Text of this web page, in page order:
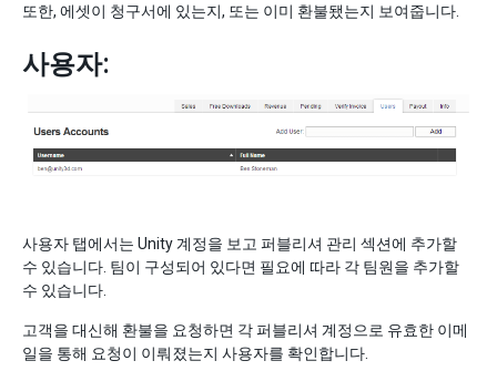
또한, 에셋이 청구서에 있는지, 또는 이미 환불됐는지 보여줍니다.
사용자:
사용자 탭에서는 Unity 계정을 보고 퍼블리셔 관리 섹션에 추가할
수 있습니다. 팀이 구성되어 있다면 필요에 따라 각 팀원을 추가할
수 있습니다.
고객을 대신해 환불을 요청하면 각 퍼블리셔 계정으로 유효한 이메
일을 통해 요청이 이뤄졌는지 사용자를 확인합니다.